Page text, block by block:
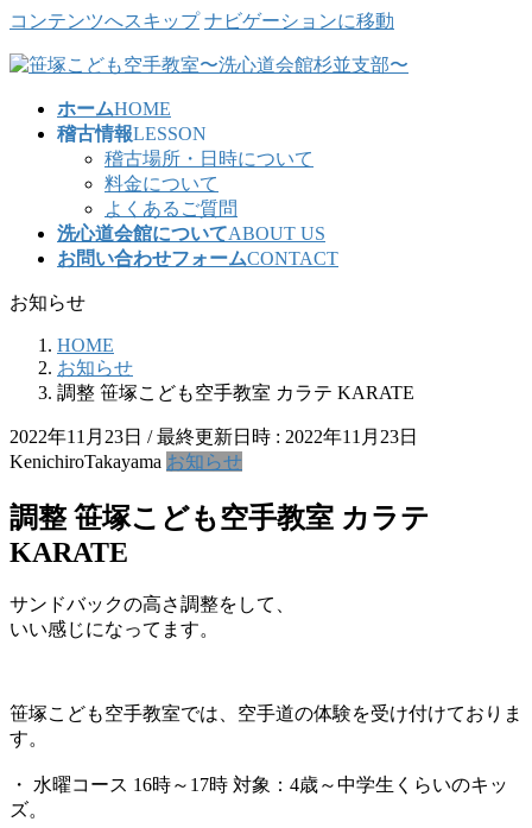
コンテンツへスキップ ナビゲーションに移動
ホームHOME
稽古情報LESSON
稽古場所・日時について
料金について
よくあるご質問
洗心道会館についてABOUT US
お問い合わせフォームCONTACT
お知らせ
HOME
お知らせ
調整 笹塚こども空手教室 カラテ KARATE
2022年11月23日 / 最終更新日時 : 2022年11月23日
KenichiroTakayama お知らせ
調整 笹塚こども空手教室 カラテ
KARATE
サンドバックの高さ調整をして、
いい感じになってます。
笹塚こども空手教室では、空手道の体験を受け付けておりま
す。
・ 水曜コース 16時～17時 対象：4歳～中学生くらいのキッ
ズ。